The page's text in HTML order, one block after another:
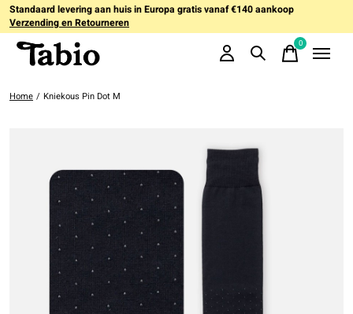
Standaard levering aan huis in Europa gratis vanaf €140 aankoop
Verzending en Retourneren
0items
Home / Kniekous Pin Dot M